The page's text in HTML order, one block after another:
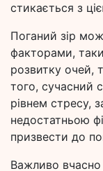
стикається з
Поганий зір
факторами,
розвитку очей,
того, сучасний
рівнем стресу,
недостатньою
призвести до
Важливо вчасно